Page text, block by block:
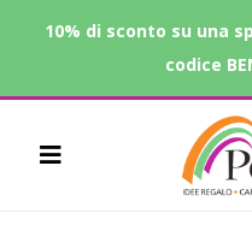
10% di sconto su una
codice